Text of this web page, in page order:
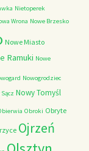
Nietoperek
Wrona Nowe Brzesko
Nowe Miasto
Ramuki Nowe
Nowogrodziec
Nowy Tomyśl
Obroki Obryte
Ojrzeń